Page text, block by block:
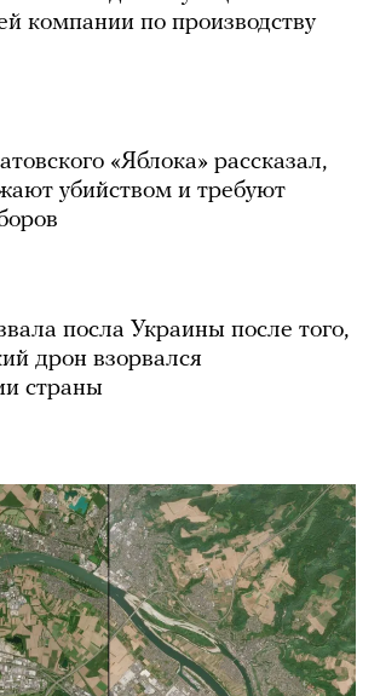
компании по производству
«Яблока» рассказал,
убийством и требуют
посла Украины после того,
дрон взорвался
страны